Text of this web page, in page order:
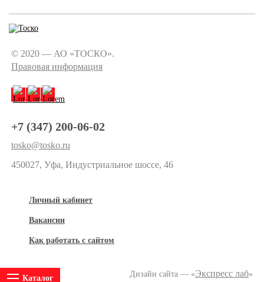
© 2020 — АО «ТОСКО».
Правовая информация
+7 (347) 200-06-02
tosko@tosko.ru
450027, Уфа, Индустриальное шоссе, 46
Личный кабинет
Вакансии
Как работать с сайтом
Дизайн сайта — «Экспресс лаб»
Каталог